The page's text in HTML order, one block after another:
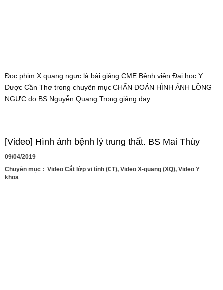
Đọc phim X quang ngực là bài giảng CME Bệnh viện Đại học Y
Dược Cần Thơ trong chuyên mục CHẨN ĐOÁN HÌNH ẢNH LỒNG
NGỰC do BS Nguyễn Quang Trọng giảng dạy.
[Video] Hình ảnh bệnh lý trung thất, BS Mai Thùy
09/04/2019
Chuyên mục : Video Cắt lớp vi tính (CT), Video X-quang (XQ), Video Y
khoa